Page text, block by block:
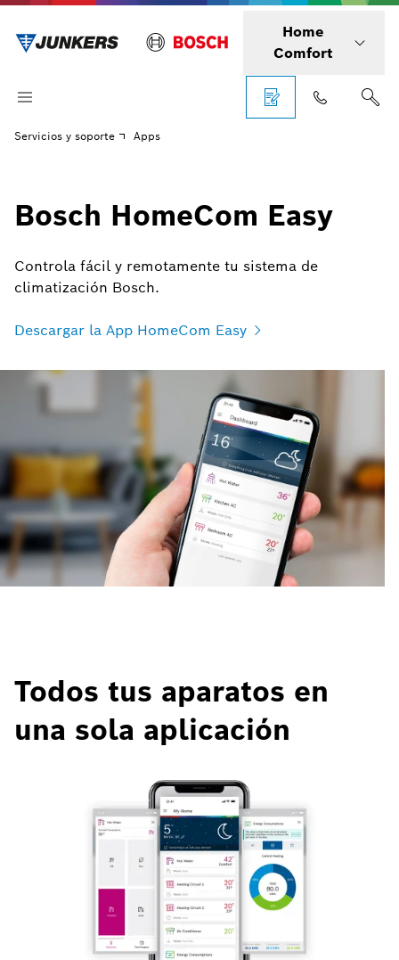
Home
Comfort
Servicios y soporte Apps
Bosch HomeCom Easy
Controla fácil y remotamente tu sistema de
climatización Bosch.
Descargar la App HomeCom Easy
Todos tus aparatos en
una sola aplicación